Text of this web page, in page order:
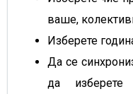
ваше,
Изберете
Да се
да